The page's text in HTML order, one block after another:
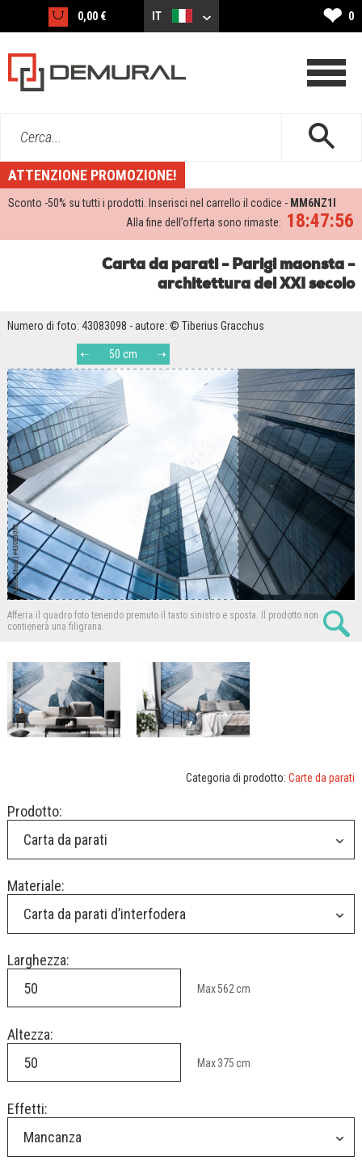
0,00 € IT ❤ 0
Cerca...
ATTENZIONE PROMOZIONE!
Sconto -50% su tutti i prodotti. Inserisci nel carrello il codice - MM6NZ1I
18:47:56
Alla fine dell’offerta sono rimaste:
Carta da parati - Parigi maonsta -
architettura del XXI secolo
Numero di foto: 43083098 - autore: © Tiberius Gracchus
50 cm
Afferra il quadro foto tenendo premuto il tasto sinistro e sposta.
Il prodotto non
contienerà una filigrana.
Categoria di prodotto: Carte da parati
Prodotto:
Carta da parati
Materiale:
Carta da parati d’interfodera
Larghezza:
Max562cm
Altezza:
Max375cm
Effetti:
Mancanza